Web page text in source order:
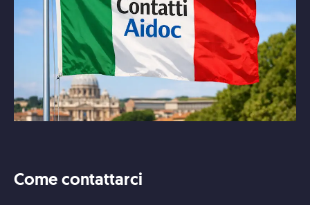
Come contattarci